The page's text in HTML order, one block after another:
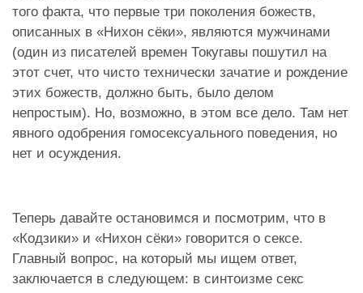
того факта, что первые три поколения божеств,
описанных в «Нихон сёки», являются мужчинами
(один из писателей времен Токугавы пошутил на
этот счет, что чисто технически зачатие и рождение
этих божеств, должно быть, было делом
непростым). Но, возможно, в этом все дело. Там нет
явного одобрения гомосексуального поведения, но
нет и осуждения.
Теперь давайте остановимся и посмотрим, что в
«Кодзики» и «Нихон сёки» говорится о сексе.
Главный вопрос, на который мы ищем ответ,
заключается в следующем: в синтоизме секс